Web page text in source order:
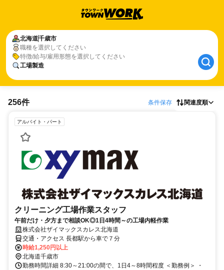
北海道千歳市
職種を選択してください
特徴/給与/雇用形態を選択してください
工場製造
256件 条件保存 関連度順
アルバイト・パート
クリーニング工場作業スタッフ
午前だけ・夕方まで相談OK◎1日4時間～の工場内軽作業
株式会社ザイマックスカレス北海道
交通・アクセス 長都駅から車で７分
時給1,250円以上
北海道千歳市
勤務時間詳細 8:30～21:00の間で、1日4～8時間程度 ＜勤務例＞ ・